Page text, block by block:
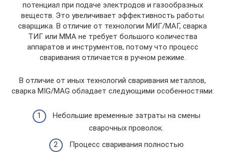
потенциал при подаче электродов и газообразных
веществ. Это увеличивает эффективность работы
сварщика. В отличие от технологии МИГ/МАГ, сварка
ТИГ или ММА не требует большого количества
аппаратов и инструментов, потому что процесс
сваривания отличается в ручном режиме.
В отличие от иных технологий сваривания металлов,
сварка MIG/MAG обладает следующими особенностями:
Небольшие временные затраты на смены
сварочных проволок.
Процесс сваривания полностью